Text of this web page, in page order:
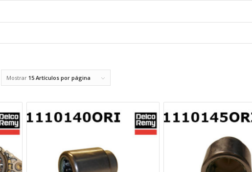
Pulsa
Mostrar 15 Artículos por página